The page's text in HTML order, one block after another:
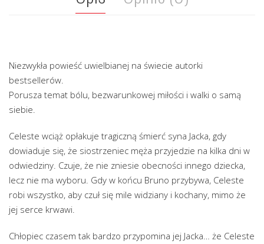
Niezwykła powieść uwielbianej na świecie autorki
bestsellerów.
Porusza temat bólu, bezwarunkowej miłości i walki o samą
siebie.
Celeste wciąż opłakuje tragiczną śmierć syna Jacka, gdy
dowiaduje się, że siostrzeniec męża przyjedzie na kilka dni w
odwiedziny. Czuje, że nie zniesie obecności innego dziecka,
lecz nie ma wyboru. Gdy w końcu Bruno przybywa, Celeste
robi wszystko, aby czuł się mile widziany i kochany, mimo że
jej serce krwawi.
Chłopiec czasem tak bardzo przypomina jej Jacka… że Celeste